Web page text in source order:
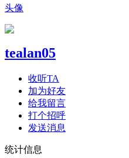
头像
tealan05
收听TA
加为好友
给我留言
打个招呼
发送消息
统计信息